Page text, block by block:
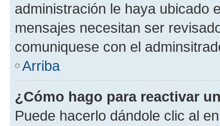
administración le haya ubicado
mensajes necesitan ser
comuniquese con el
Arriba
¿Cómo hago para reactivar
Puede hacerlo dándole clic al